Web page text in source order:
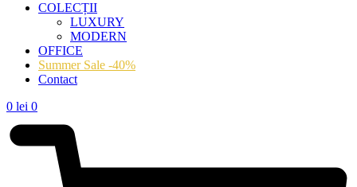
COLECȚII
LUXURY
MODERN
OFFICE
Summer Sale -40%
Contact
0 lei 0